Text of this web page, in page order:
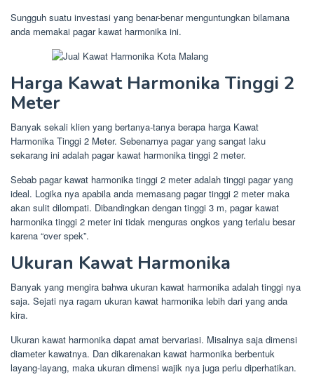
Sungguh suatu investasi yang benar-benar menguntungkan bilamana
anda memakai pagar kawat harmonika ini.
Harga Kawat Harmonika Tinggi 2
Meter
Banyak sekali klien yang bertanya-tanya berapa harga Kawat
Harmonika Tinggi 2 Meter. Sebenarnya pagar yang sangat laku
sekarang ini adalah pagar kawat harmonika tinggi 2 meter.
Sebab pagar kawat harmonika tinggi 2 meter adalah tinggi pagar yang
ideal. Logika nya apabila anda memasang pagar tinggi 2 meter maka
akan sulit dilompati. Dibandingkan dengan tinggi 3 m, pagar kawat
harmonika tinggi 2 meter ini tidak menguras ongkos yang terlalu besar
karena “over spek”.
Ukuran Kawat Harmonika
Banyak yang mengira bahwa ukuran kawat harmonika adalah tinggi nya
saja. Sejati nya ragam ukuran kawat harmonika lebih dari yang anda
kira.
Ukuran kawat harmonika dapat amat bervariasi. Misalnya saja dimensi
diameter kawatnya. Dan dikarenakan kawat harmonika berbentuk
layang-layang, maka ukuran dimensi wajik nya juga perlu diperhatikan.